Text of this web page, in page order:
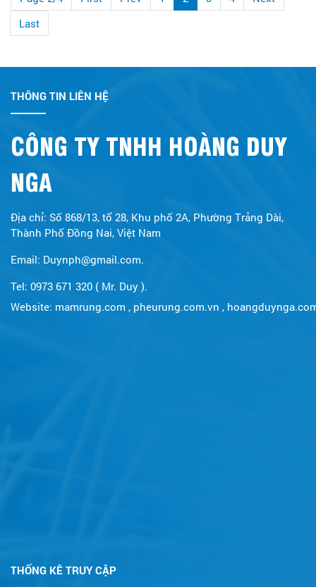
Last
THÔNG TIN LIÊN HỆ
CÔNG TY TNHH HOÀNG DUY
NGA
Địa chỉ: Số 868/13, tổ 28, Khu phố 2A, Phường Trảng Dài,
Thành Phố Đồng Nai, Việt Nam
Email: Duynph@gmail.com.
Tel: 0973 671 320 ( Mr. Duy ).
Website: mamrung.com , pheurung.com.vn ,
THỐNG KÊ TRUY CẬP